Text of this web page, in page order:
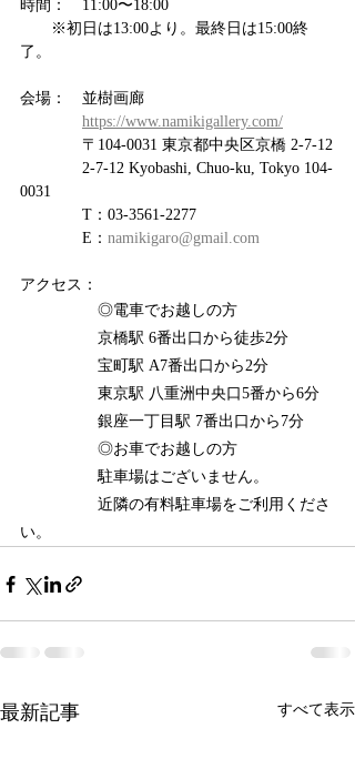
時間：　11:00〜18:00
※初日は13:00より。最終日は15:00終
了。
会場：　並樹画廊
https://www.namikigallery.com/
〒104-0031 東京都中央区京橋 2-7-12
2-7-12 Kyobashi, Chuo-ku, Tokyo 104-
0031
T：03-3561-2277
E： namikigaro@gmail.com
アクセス：
◎電車でお越しの方
京橋駅 6番出口から徒歩2分
宝町駅 A7番出口から2分
東京駅 八重洲中央口5番から6分
銀座一丁目駅 7番出口から7分
◎お車でお越しの方
駐車場はございません。
近隣の有料駐車場をご利用くださ
い。
最新記事 すべて表示